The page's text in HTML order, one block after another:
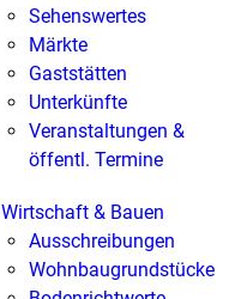
Sehenswertes
Märkte
Gaststätten
Unterkünfte
Veranstaltungen &
öffentl. Termine
Wirtschaft & Bauen
Ausschreibungen
Wohnbaugrundstücke